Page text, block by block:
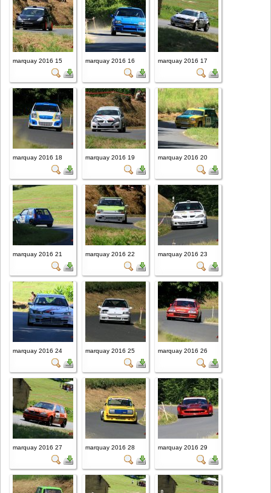
marquay 2016 15 marquay 2016 16 marquay 2016 17
marquay 2016 18 marquay 2016 19 marquay 2016 20
marquay 2016 21 marquay 2016 22 marquay 2016 23
marquay 2016 24 marquay 2016 25 marquay 2016 26
marquay 2016 27 marquay 2016 28 marquay 2016 29